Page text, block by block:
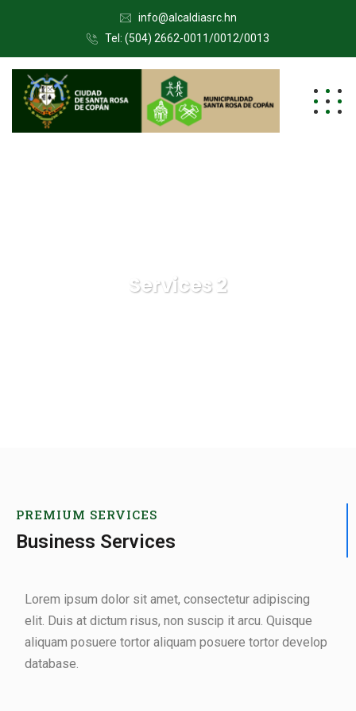
info@alcaldiasrc.hn
Tel: (504) 2662-0011/0012/0013
Services 2
PREMIUM SERVICES
Business Services
Lorem ipsum dolor sit amet, consectetur adipiscing
elit. Duis at dictum risus, non suscip it arcu. Quisque
aliquam posuere tortor aliquam posuere tortor develop
database.